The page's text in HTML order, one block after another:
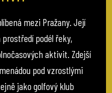
mezi Pražany. Její
podél řeky,
aktivit. Zdejší
pod vzrostlými
jako golfový klub